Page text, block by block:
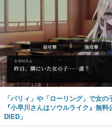
「パリィ」や「ローリング」で女
『小早川さんはソウルライク』無
DIED」